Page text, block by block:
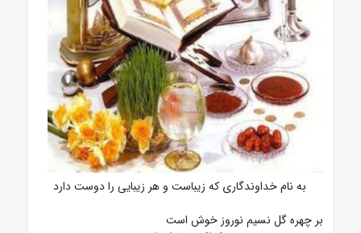
به نام خداوندگاری که زیباست و هر زیبایی را دوست دارد
بر چهره گل نسیم نوروز خوش است